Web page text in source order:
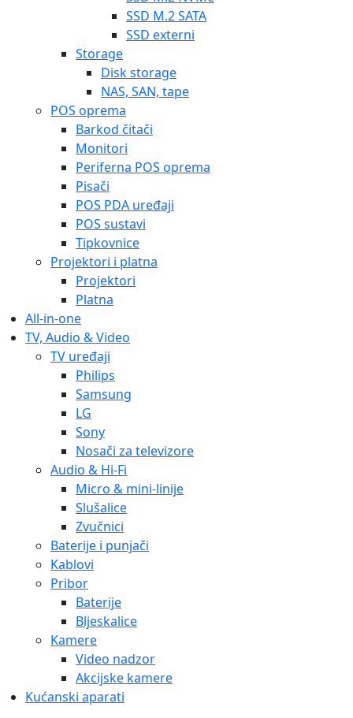
SSD M.2 SATA
SSD externi
Storage
Disk storage
NAS, SAN, tape
POS oprema
Barkod čitači
Monitori
Periferna POS oprema
Pisači
POS PDA uređaji
POS sustavi
Tipkovnice
Projektori i platna
Projektori
Platna
All-in-one
TV, Audio & Video
TV uređaji
Philips
Samsung
LG
Sony
Nosači za televizore
Audio & Hi-Fi
Micro & mini-linije
Slušalice
Zvučnici
Baterije i punjači
Kablovi
Pribor
Baterije
Bljeskalice
Kamere
Video nadzor
Akcijske kamere
Kućanski aparati